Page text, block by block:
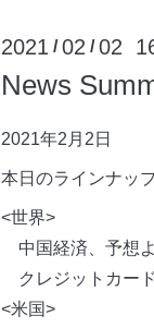
2021 /02 /02
News
2021年2月2日
本日のラインナッ
<世界>
中国経済、予想
クレジットカー
<米国>